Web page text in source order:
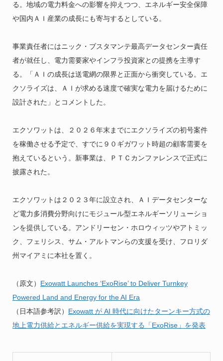
る。地域の電力料金への影響を抑えつつ、エネルギー安全保障
や国内ＡＩ産業の成長にも寄与するとしている。
事業責任者にはニック・ブスタマンテ最高データセンター責任
者が就任し、電力需要家やインフラ投資家との提携を主導す
る。「ＡＩの成長は送電網の限界と正面から衝突している。エ
クソライズは、ＡＩが求める速度で確実な電力を届けるために
設計された」とコメントした。
エクソワットは、２０２６年末までにエクソライズの初号案件
を稼働させる予定で、すでに９０ギガワット時超の顧客需要を
抱えているという。新事業は、ＰＴＣカンファレンスで正式に
披露された。
エクソワットは２０２３年に設立され、ＡＩデータセンターな
ど電力多消費分野向けにモジュール型エネルギーソリューショ
ンを提供している。アンドリーセン・ホロウィッツやアトミッ
ク、フェリシス、サム・アルトマンらの支援を受け、フロリダ
州マイアミに本社を置く。
（原文） Exowatt Launches ‘ExoRise’ to Deliver Turnkey
Powered Land and Energy for the AI Era
（日本語参考訳） Exowatt が AI 時代に向けたターンキー方式の
地上電力供給とエネルギー供給を実現する「ExoRise」を発表